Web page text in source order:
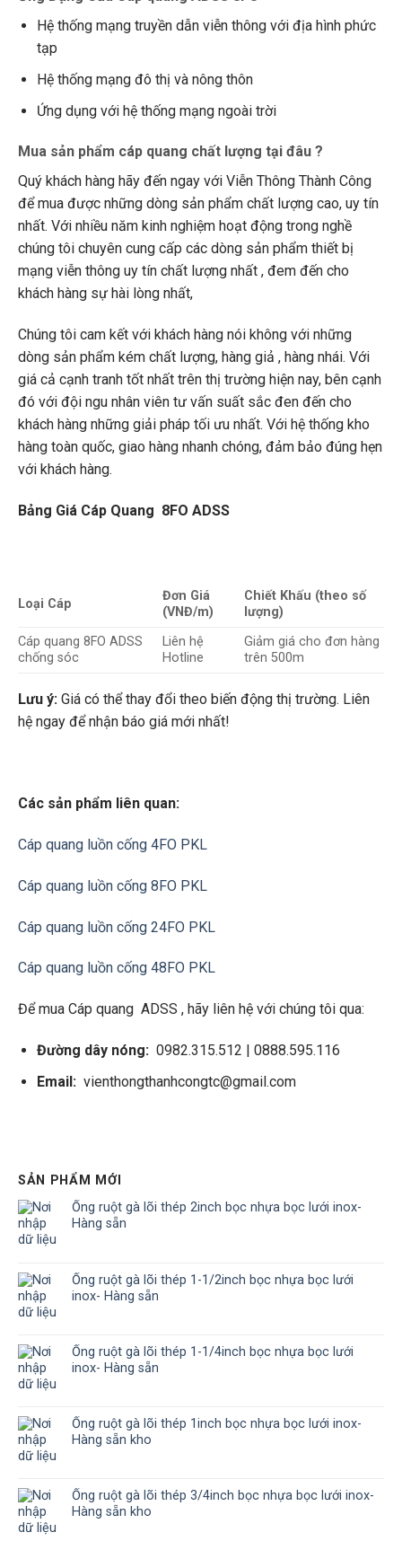
Hệ thống mạng truyền dẫn viễn thông với địa hình phức
tạp
Hệ thống mạng đô thị và nông thôn
Ứng dụng với hệ thống mạng ngoài trời
Mua sản phẩm cáp quang chất lượng tại đâu ?
Quý khách hàng hãy đến ngay với Viễn Thông Thành Công
để mua được những dòng sản phẩm chất lượng cao, uy tín
nhất. Với nhiều năm kinh nghiệm hoạt động trong nghề
chúng tôi chuyên cung cấp các dòng sản phẩm thiết bị
mạng viễn thông uy tín chất lượng nhất , đem đến cho
khách hàng sự hài lòng nhất,
Chúng tôi cam kết với khách hàng nói không với những
dòng sản phẩm kém chất lượng, hàng giả , hàng nhái. Với
giá cả cạnh tranh tốt nhất trên thị trường hiện nay, bên cạnh
đó với đội ngu nhân viên tư vấn suất sắc đen đến cho
khách hàng những giải pháp tối ưu nhất. Với hệ thống kho
hàng toàn quốc, giao hàng nhanh chóng, đảm bảo đúng hẹn
với khách hàng.
Bảng Giá Cáp Quang 8FO ADSS
Loại Cáp
Đơn Giá
(VNĐ/m)
Chiết Khấu (theo số
lượng)
Cáp quang 8FO ADSS
chống sóc
Liên hệ
Hotline
Giảm giá cho đơn hàng
trên 500m
Lưu ý:Giá có thể thay đổi theo biến động thị trường. Liên
hệ ngay để nhận báo giá mới nhất!
Các sản phẩm liên quan:
Cáp quang luồn cống 4FO PKL
Cáp quang luồn cống 8FO PKL
Cáp quang luồn cống 24FO PKL
Cáp quang luồn cống 48FO PKL
Để mua Cáp quang ADSS , hãy liên hệ với chúng tôi qua:
Đường dây nóng:0982.315.512 | 0888.595.116
Email:vienthongthanhcongtc@gmail.com
SẢN PHẨM MỚI
Ống ruột gà lõi thép 2inch bọc nhựa bọc lưới inox-
Hàng sẵn
Ống ruột gà lõi thép 1-1/2inch bọc nhựa bọc lưới
inox- Hàng sẵn
Ống ruột gà lõi thép 1-1/4inch bọc nhựa bọc lưới
inox- Hàng sẵn
Ống ruột gà lõi thép 1inch bọc nhựa bọc lưới inox-
Hàng sẵn kho
Ống ruột gà lõi thép 3/4inch bọc nhựa bọc lưới inox-
Hàng sẵn kho